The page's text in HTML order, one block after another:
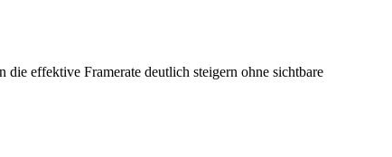
effektive Framerate deutlich steigern ohne sichtbare